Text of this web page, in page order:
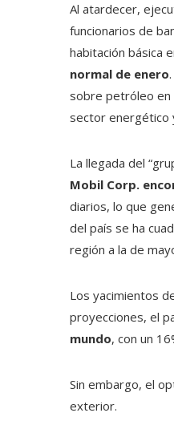
Al atardecer,
funcionarios de
habitación básica
normal de enero
sobre petróleo en
sector energético
La llegada del
Mobil Corp.
diarios, lo que
del país se ha
región a la de
Los yacimientos
proyecciones, el
mundo, con un
Sin embargo, el
exterior.